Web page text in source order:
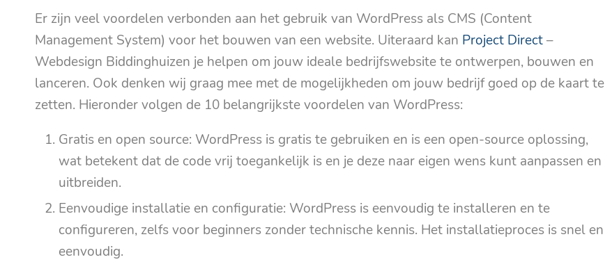
Er zijn veel voordelen verbonden aan het gebruik van WordPress als CMS (Content
Management System) voor het bouwen van een website. Uiteraard kan Project Direct–
Webdesign Biddinghuizen je helpen om jouw ideale bedrijfswebsite te ontwerpen, bouwen en
lanceren. Ook denken wij graag mee met de mogelijkheden om jouw bedrijf goed op de kaart te
zetten. Hieronder volgen de 10 belangrijkste voordelen van WordPress:
Gratis en open source: WordPress is gratis te gebruiken en is een open-source oplossing,
wat betekent dat de code vrij toegankelijk is en je deze naar eigen wens kunt aanpassen en
uitbreiden.
Eenvoudige installatie en configuratie: WordPress is eenvoudig te installeren en te
configureren, zelfs voor beginners zonder technische kennis. Het installatieproces is snel en
eenvoudig.